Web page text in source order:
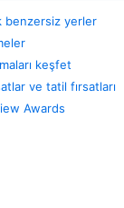
benzersiz yerler
keşfet
ve tatil fırsatları
Awards